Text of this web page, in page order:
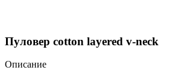
Пуловер cotton layered v-neck
Описание